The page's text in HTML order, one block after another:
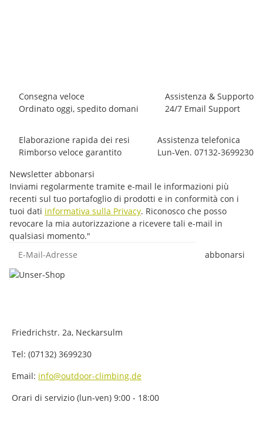
Consegna veloce
Ordinato oggi, spedito domani
Assistenza & Supporto
24/7 Email Support
Elaborazione rapida dei resi
Rimborso veloce garantito
Assistenza telefonica
Lun-Ven. 07132-3699230
Newsletter abbonarsi
Inviami regolarmente tramite e-mail le informazioni più
recenti sul tuo portafoglio di prodotti e in conformità con i
tuoi dati informativa sulla Privacy. Riconosco che posso
revocare la mia autorizzazione a ricevere tali e-mail in
qualsiasi momento."
abbonarsi
Friedrichstr. 2a, Neckarsulm
Tel: (07132) 3699230
Email: info@outdoor-climbing.de
Orari di servizio (lun-ven) 9:00 - 18:00